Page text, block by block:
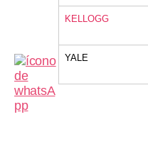
KELLOGG
YALE